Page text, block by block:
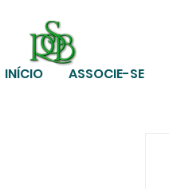
INÍCIO ASSOCIE-SE